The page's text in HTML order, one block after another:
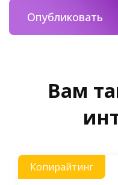
Вам
Копирайтинг